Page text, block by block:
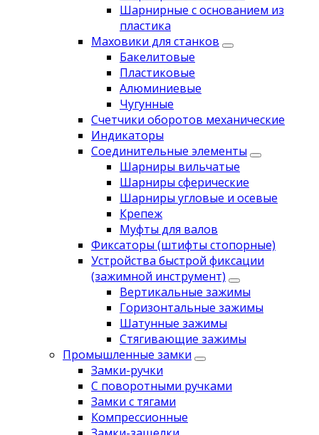
Шарнирные с основанием из
пластика
Маховики для станков
Бакелитовые
Пластиковые
Алюминиевые
Чугунные
Счетчики оборотов механические
Индикаторы
Соединительные элементы
Шарниры вильчатые
Шарниры сферические
Шарниры угловые и осевые
Крепеж
Муфты для валов
Фиксаторы (штифты стопорные)
Устройства быстрой фиксации
(зажимной инструмент)
Вертикальные зажимы
Горизонтальные зажимы
Шатунные зажимы
Стягивающие зажимы
Промышленные замки
Замки-ручки
С поворотными ручками
Замки с тягами
Компрессионные